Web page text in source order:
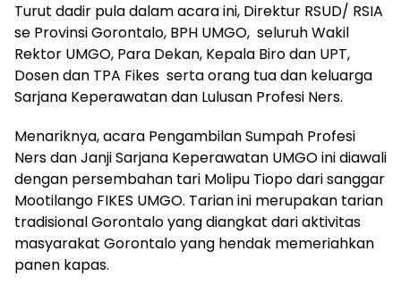
Turut dadir pula dalam acara ini, Direktur RSUD/ RSIA
se Provinsi Gorontalo, BPH UMGO, seluruh Wakil
Rektor UMGO, Para Dekan, Kepala Biro dan UPT,
Dosen dan TPA Fikes serta orang tua dan keluarga
Sarjana Keperawatan dan Lulusan Profesi Ners.
Menariknya, acara Pengambilan Sumpah Profesi
Ners dan Janji Sarjana Keperawatan UMGO ini diawali
dengan persembahan tari Molipu Tiopo dari sanggar
Mootilango FIKES UMGO. Tarian ini merupakan tarian
tradisional Gorontalo yang diangkat dari aktivitas
masyarakat Gorontalo yang hendak memeriahkan
panen kapas.